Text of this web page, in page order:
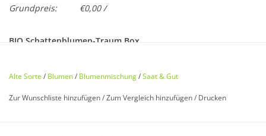
Grundpreis:
€0,00 /
BIO Schattenblumen-Traum Box
Alte Sorte / Blumen/ Blumenmischung/Saat & Gut
Zur Wunschliste hinzufügen/Zum Vergleich hinzufügen/ Drucken